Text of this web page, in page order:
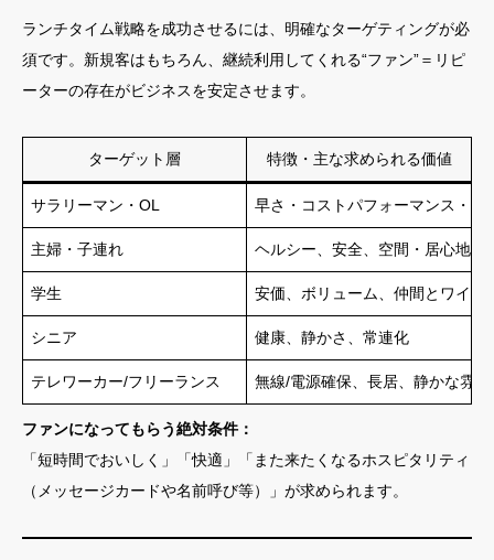
ランチタイム戦略を成功させるには、明確なターゲティングが必
須です。新規客はもちろん、継続利用してくれる“ファン”＝リピ
ーターの存在がビジネスを安定させます。
ターゲット層 特徴・主な求められる価値
サラリーマン・OL 早さ・コストパフォーマンス・満
主婦・子連れ ヘルシー、安全、空間・居心地
学生 安価、ボリューム、仲間とワイワ
シニア 健康、静かさ、常連化
テレワーカー/フリーランス 無線/電源確保、長居、静かな雰囲
ファンになってもらう絶対条件：
「短時間でおいしく」「快適」「また来たくなるホスピタリティ
（メッセージカードや名前呼び等）」が求められます。